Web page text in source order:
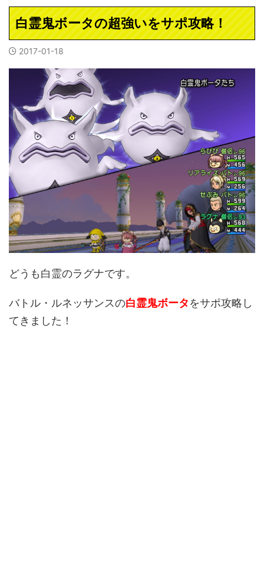
白霊鬼ボータの超強いをサポ攻略！
2017-01-18
どうも白霊のラグナです。
バトル・ルネッサンスの白霊鬼ボータをサポ攻略し
てきました！